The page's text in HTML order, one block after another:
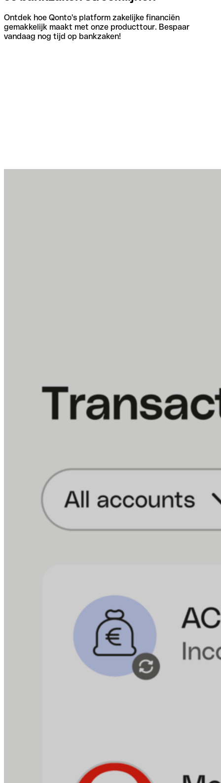
Ontdek hoe Qonto's platform zakelijke financiën
gemakkelijk maakt met onze producttour. Bespaar
vandaag nog tijd op bankzaken!